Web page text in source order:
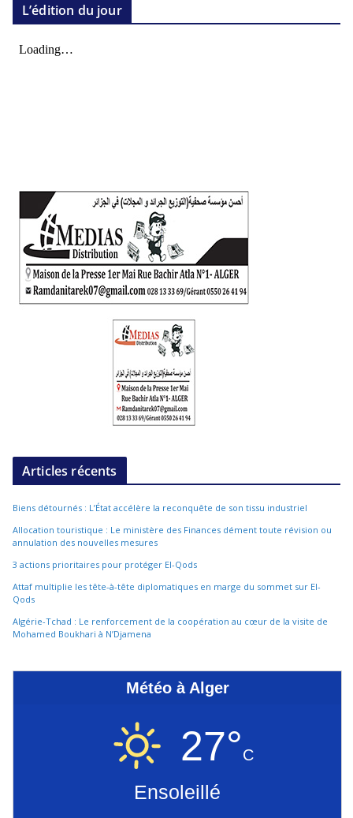
L’édition du jour
Articles récents
Biens détournés : L’État accélère la reconquête de son tissu industriel
Allocation touristique : Le ministère des Finances dément toute révision ou
annulation des nouvelles mesures
3 actions prioritaires pour protéger El-Qods
Attaf multiplie les tête-à-tête diplomatiques en marge du sommet sur El-
Qods
Algérie-Tchad : Le renforcement de la coopération au cœur de la visite de
Mohamed Boukhari à N’Djamena
Météo à Alger
27°C
Ensoleillé